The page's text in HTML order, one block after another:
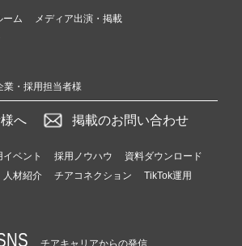
ーム
メディア出演・掲載
業・採用担当者様
へ 掲載のお問い合わせ
イベント 採用ノウハウ
資料ダウンロード
人材紹介 チアコネクション
TikTok運用